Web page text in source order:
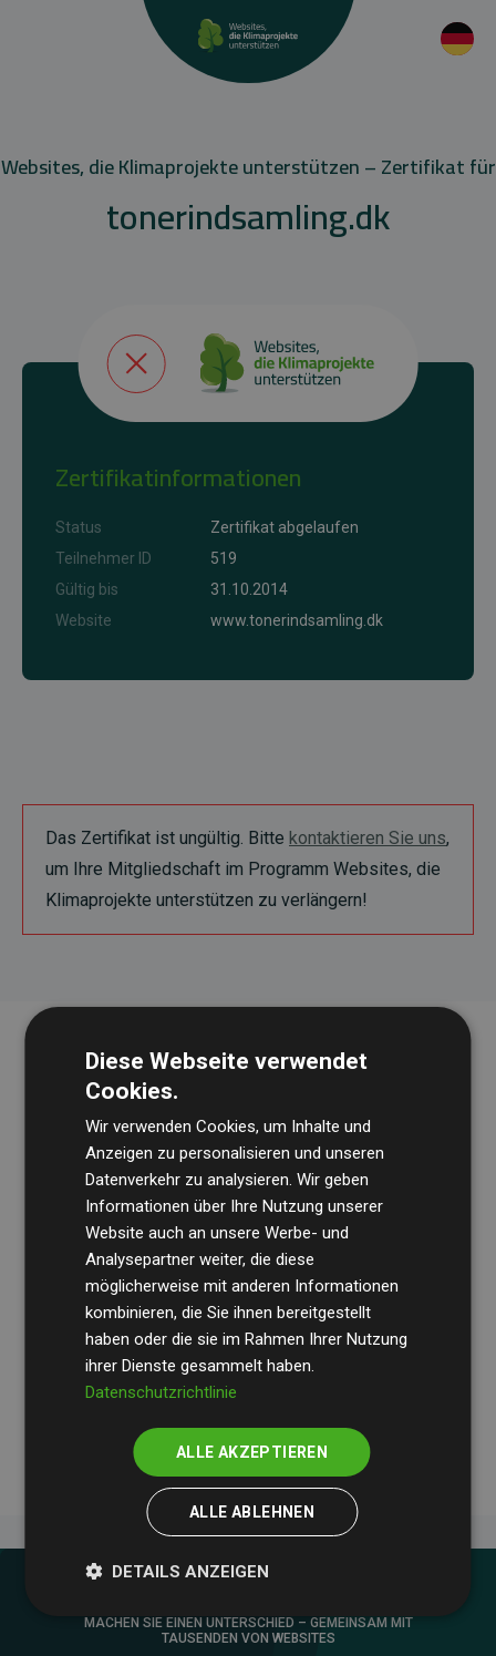
Websites, die Klimaprojekte unterstützen – Zertifikat für
tonerindsamling.dk
Zertifikatinformationen
Status
Zertifikat abgelaufen
Teilnehmer ID
519
Gültig bis
31.10.2014
Website
www.tonerindsamling.dk
Das Zertifikat ist ungültig. Bitte kontaktieren Sie uns,
um Ihre Mitgliedschaft im Programm Websites, die
Klimaprojekte unterstützen zu verlängern!
Die Wirtschaftsprüfungsgesellschaft BDOüberprüft
regelmäßig unsere Berechnungen und Methodik, um
Transparenz und Verlässlichkeit sicherzustellen.
Ihre Prüfungen belegen, dass unsere Investitionen in
Klimaschutzprojekte im Durchschnitt200 % der
geschätzten CO₂-Emissionender teilnehmenden
Websites kompensieren – ein klarer Nachweis für die
messbare Klimawirkung unseres Ansatzes.
MACHEN SIE EINEN UNTERSCHIED – GEMEINSAM MIT
TAUSENDEN VON WEBSITES
Diese Webseite verwendet
Cookies.
Wir verwenden Cookies, um Inhalte und
Anzeigen zu personalisieren und unseren
Datenverkehr zu analysieren. Wir geben
Informationen über Ihre Nutzung unserer
Website auch an unsere Werbe- und
Analysepartner weiter, die diese
möglicherweise mit anderen Informationen
kombinieren, die Sie ihnen bereitgestellt
haben oder die sie im Rahmen Ihrer Nutzung
ihrer Dienste gesammelt haben.
Datenschutzrichtlinie
ALLE AKZEPTIEREN
ALLE ABLEHNEN
DETAILS ANZEIGEN